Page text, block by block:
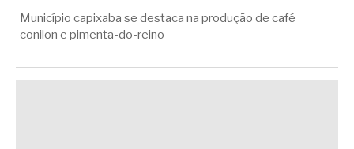
Município capixaba se destaca na produção de café
conilon e pimenta-do-reino